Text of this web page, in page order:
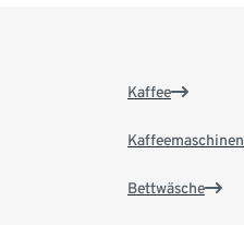
Kaffee
Kaffeemaschinen
Bettwäsche